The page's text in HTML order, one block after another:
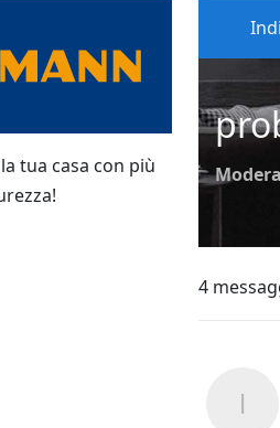
4
tua casa con più